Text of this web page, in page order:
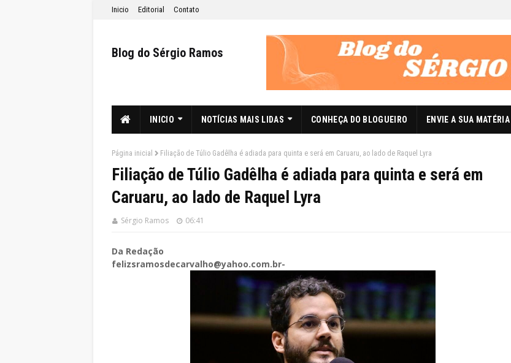
Inicio Editorial Contato
Blog do Sérgio Ramos
INICIO NOTÍCIAS MAIS LIDAS CONHEÇA DO BLOGUEIRO ENVIE A SUA MATÉRIA
Página inicial Filiação de Túlio Gadêlha é adiada para quinta e será em Caruaru, ao lado de Raquel Lyra
Filiação de Túlio Gadêlha é adiada para quinta e será em
Caruaru, ao lado de Raquel Lyra
Sérgio Ramos 06:41
Da Redação
felizsramosdecarvalho@yahoo.com.br-